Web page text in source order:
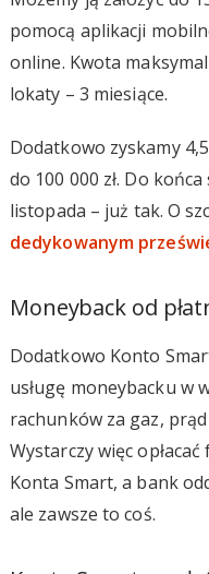
pomocą aplikacji
online. Kwota
lokaty – 3 miesiące.
Dodatkowo zyskamy
do 100 000 zł. Do
listopada – już tak. O
dedykowanym
Moneyback od
Dodatkowo Konto
usługę moneybacku w
rachunków za gaz,
Wystarczy więc
Konta Smart, a bank
ale zawsze to coś.